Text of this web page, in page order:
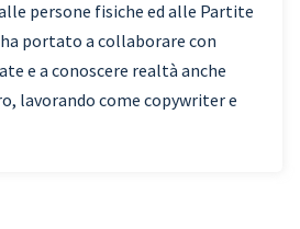
persone fisiche ed alle Partite
portato a collaborare con
e a conoscere realtà anche
lavorando come copywriter e